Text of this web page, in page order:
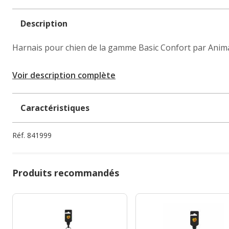
Description
Harnais pour chien de la gamme Basic Confort par
Voir description complète
Caractéristiques
Réf. 841999
Produits recommandés